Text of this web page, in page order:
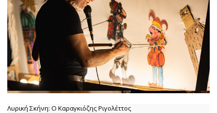
Λυρική Σκήνη: Ο Καραγκιόζης Ριγολέττος